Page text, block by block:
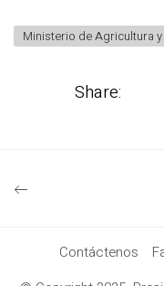
Ministerio de Agricultura
Share:
Contáctenos